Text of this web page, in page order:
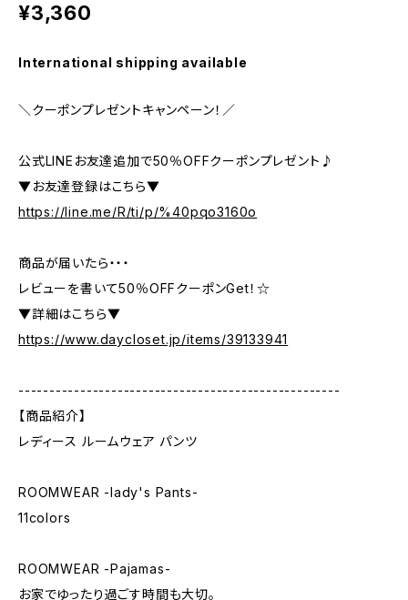
¥3,360
International shipping available
＼クーポンプレゼントキャンペーン！／
公式LINEお友達追加で50％OFFクーポンプレゼント♪
▼お友達登録はこちら▼
https://line.me/R/ti/p/%40pqo3160o
商品が届いたら・・・
レビューを書いて50％OFFクーポンGet！☆
▼詳細はこちら▼
https://www.daycloset.jp/items/39133941
----------------------------------------------------
【商品紹介】
レディース ルームウェア パンツ
ROOMWEAR -lady's Pants-
11colors
ROOMWEAR -Pajamas-
お家でゆったり過ごす時間も大切。